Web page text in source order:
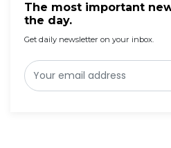
The most important
the day.
Get daily newsletter on your inbox.